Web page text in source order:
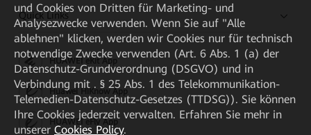
Quick Links
HUAWEI eKit App
Huawei HiKnow App
HUAWEI eFly App
und Cookies von Dritten für Marketing- und
Analysezwecke verwenden. Wenn Sie auf "Alle
ablehnen" klicken, werden wir Cookies nur für technisch
notwendige Zwecke verwenden (Art. 6 Abs. 1 (a) der
Datenschutz-Grundverordnung (DSGVO) und in
Verbindung mit . § 25 Abs. 1 des Telekommunikation-
Telemedien-Datenschutz-Gesetzes (TTDSG)). Sie können
Ihre Cookies jederzeit verwalten. Erfahren Sie mehr in
unserer Cookies Policy.